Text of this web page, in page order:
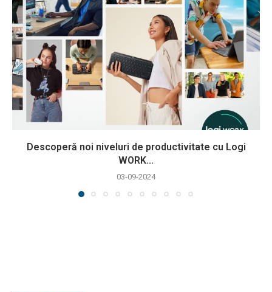
Descoperă noi niveluri de productivitate cu Logi
WORK...
03-09-2024